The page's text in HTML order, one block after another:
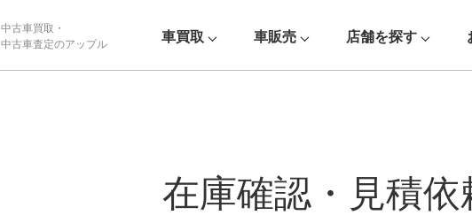
中古車買取・
中古車査定のアップル
車買取 車販売 店舗を探す
在庫確認・見積依